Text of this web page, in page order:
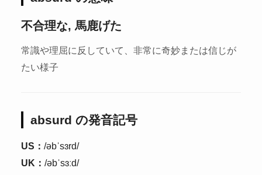
不合理な, 馬鹿げた
常識や理屈に反していて、非常に奇妙または信じが
たい様子
absurd の発音記号
US： /əbˈsɜrd/
UK： /əbˈsɜːd/